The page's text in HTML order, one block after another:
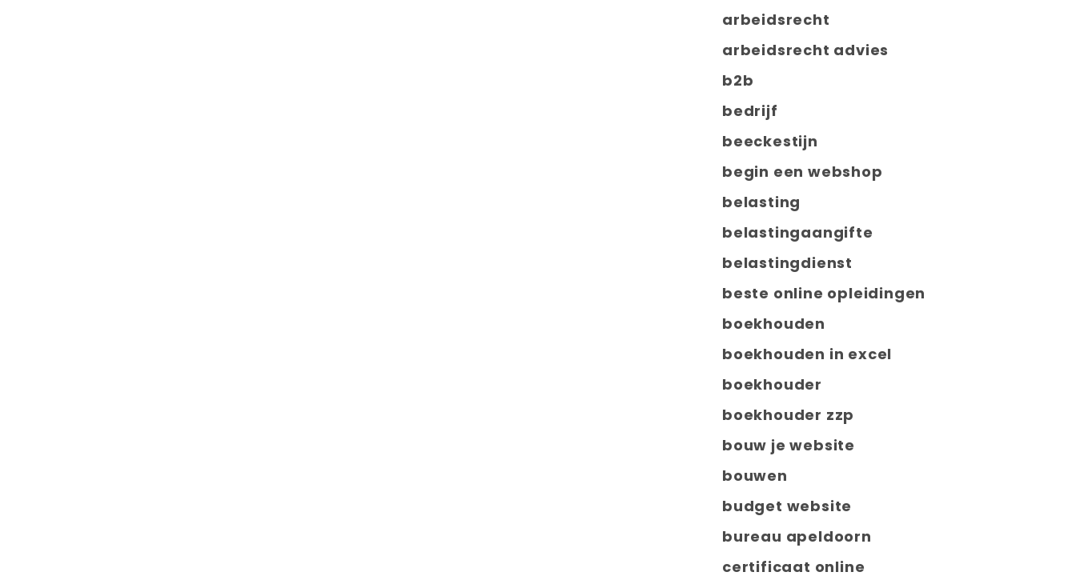
arbeidsrecht
arbeidsrecht advies
b2b
bedrijf
beeckestijn
begin een webshop
belasting
belastingaangifte
belastingdienst
beste online opleidingen
boekhouden
boekhouden in excel
boekhouder
boekhouder zzp
bouw je website
bouwen
budget website
bureau apeldoorn
certificaat online